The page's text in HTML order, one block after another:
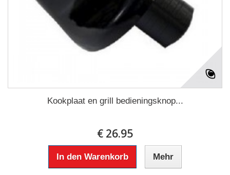
Kookplaat en grill bedieningsknop...
€ 26.95
In den Warenkorb Mehr